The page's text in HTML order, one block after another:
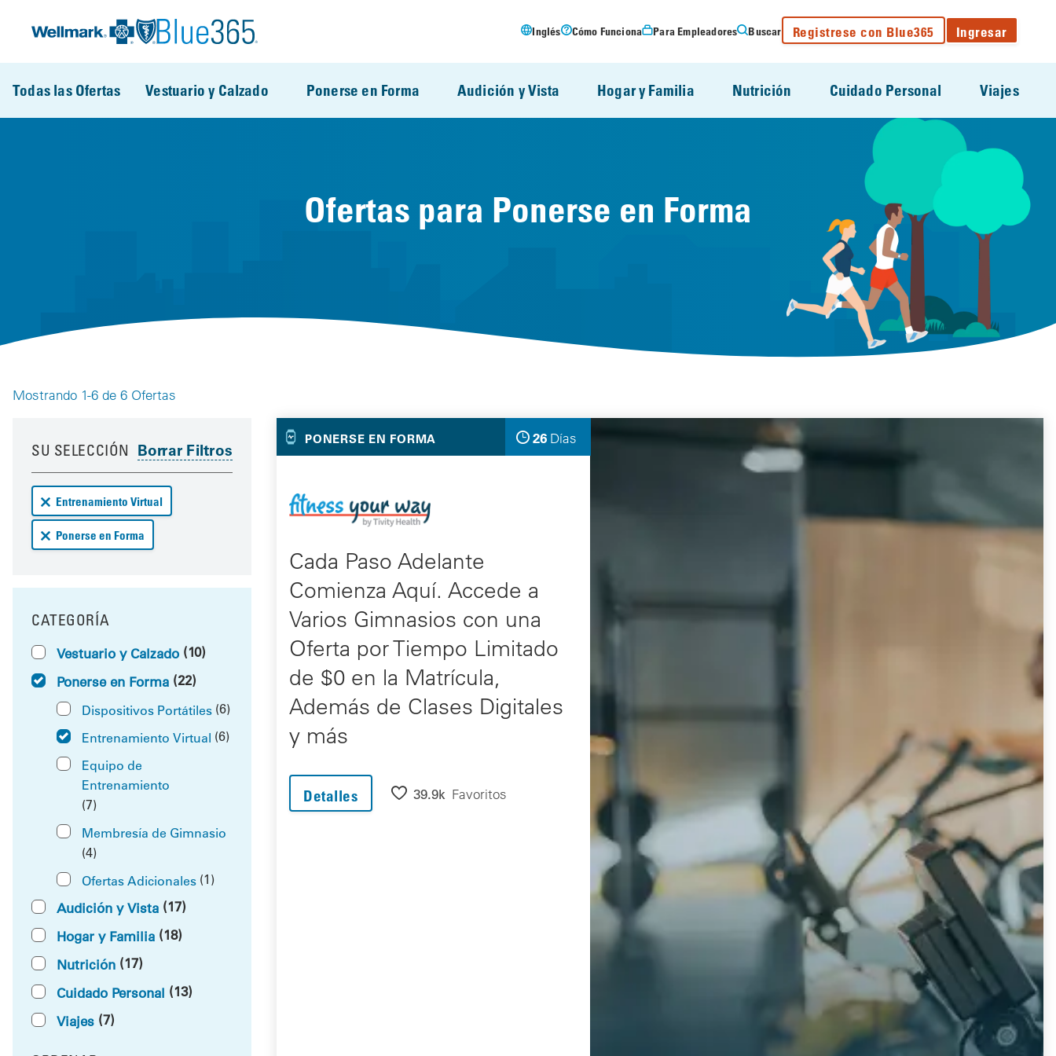
Inglés Cómo Funciona Para Empleadores Buscar Registrese con Blue365 Ingresar
Todas las Ofertas Vestuario y Calzado Ponerse en Forma Audición y Vista Hogar y Familia Nutrición Cuidado Personal Viajes
Ofertas para Ponerse en Forma
Mostrando 1-6 de 6 Ofertas
SU SELECCIÓN
Remove Entrenamiento Virtual deals from your results
Entrenamiento Virtual
Remove Ponerse en Forma deals from your results
Ponerse en Forma
FILTRAR POR
CATEGORÍA
Vestuario y Calzado (10)
Ponerse en Forma (22)
Dispositivos Portátiles (6)
Entrenamiento Virtual (6)
Equipo de
Entrenamiento
(7)
Membresía de Gimnasio
(4)
Ofertas Adicionales (1)
Audición y Vista (17)
Hogar y Familia (18)
Nutrición (17)
Cuidado Personal (13)
Viajes (7)
Your Selected Deals
26 Días
quedan
PONERSE EN FORMA
Cada Paso Adelante
Comienza Aquí. Accede a
Varios Gimnasios con una
Oferta por Tiempo Limitado
de $0 en la Matrícula,
Además de Clases Digitales
y más
Detalles 39.9k Favoritos